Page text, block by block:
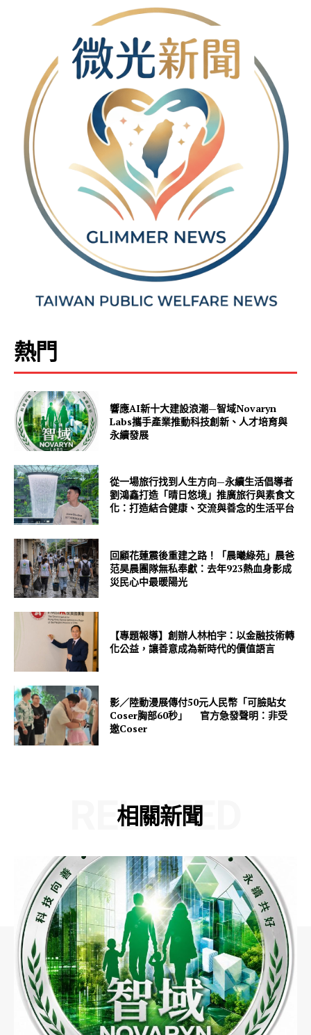
熱門
響應AI新十大建設浪潮—智域Novaryn
Labs攜手產業推動科技創新、人才培育與
永續發展
從一場旅行找到人生方向—永續生活倡導者
劉鴻鑫打造「晴日悠境」推廣旅行與素食文
化：打造結合健康、交流與善念的生活平台
回顧花蓮震後重建之路！「晨曦綠苑」晨爸
范昊晨團隊無私奉獻：去年923熱血身影成
災民心中最暖陽光
【專題報導】創辦人林柏宇：以金融技術轉
化公益，讓善意成為新時代的價值語言
影／陸動漫展傳付50元人民幣「可臉貼女
Coser胸部60秒」 官方急發聲明：非受
邀Coser
相關新聞
RELATED